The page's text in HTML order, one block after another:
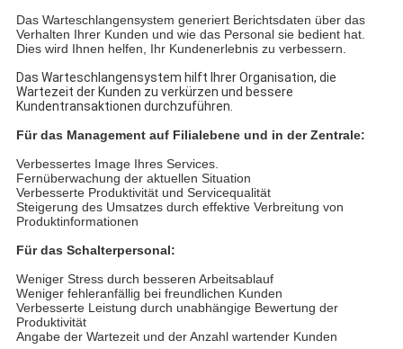
Das Warteschlangensystem generiert Berichtsdaten über das
Verhalten Ihrer Kunden und wie das Personal sie bedient hat.
Dies wird Ihnen helfen, Ihr Kundenerlebnis zu verbessern.
Das Warteschlangensystem hilft Ihrer Organisation, die
Wartezeit der Kunden zu verkürzen und bessere
Kundentransaktionen durchzuführen.
Für das Management auf Filialebene und in der Zentrale:
Verbessertes Image Ihres Services.
Fernüberwachung der aktuellen Situation
Verbesserte Produktivität und Servicequalität
Steigerung des Umsatzes durch effektive Verbreitung von
Produktinformationen
Für das Schalterpersonal:
Weniger Stress durch besseren Arbeitsablauf
Weniger fehleranfällig bei freundlichen Kunden
Verbesserte Leistung durch unabhängige Bewertung der
Produktivität
Angabe der Wartezeit und der Anzahl wartender Kunden